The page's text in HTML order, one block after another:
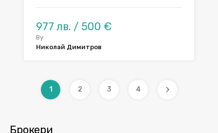
977 лв. / 500 €
By
Николай Димитров
1 2 3 4
Брокери